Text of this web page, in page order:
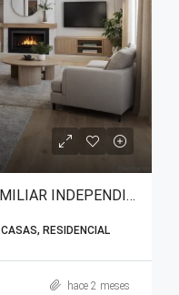
EXCLUSIVA VIVIENDA UNIFAMILIAR INDEPENDIENTE EN GOPEGUI (ZIGOITIA)
CASAS, RESIDENCIAL
hace 2 meses